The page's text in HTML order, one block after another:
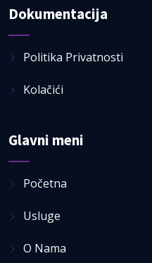
Dokumentacija
Politika Privatnosti
Kolačići
Glavni meni
Početna
Usluge
O Nama